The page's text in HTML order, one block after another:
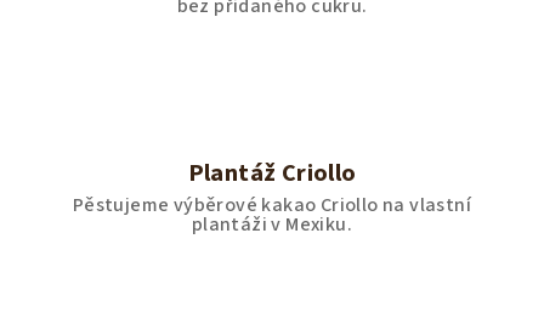
bez přidaného cukru.
Plantáž Criollo
Pěstujeme výběrové kakao Criollo na vlastní
plantáži v Mexiku.